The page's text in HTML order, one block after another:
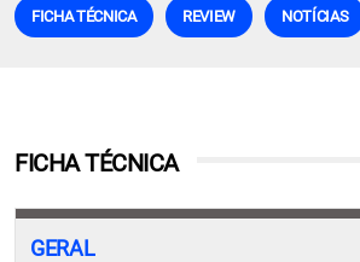
FICHA TÉCNICA REVIEW NOTÍCIAS
FICHA TÉCNICA
GERAL